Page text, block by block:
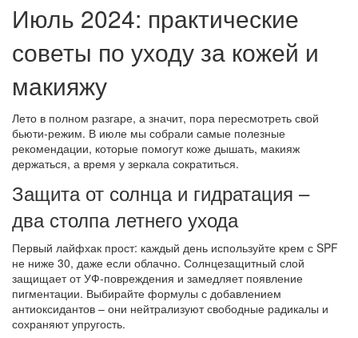
Июль 2024: практические
советы по уходу за кожей и
макияжу
Лето в полном разгаре, а значит, пора пересмотреть свой
бьюти‑режим. В июле мы собрали самые полезные
рекомендации, которые помогут коже дышать, макияж
держаться, а время у зеркала сократиться.
Защита от солнца и гидратация –
два столпа летнего ухода
Первый лайфхак прост: каждый день используйте крем с SPF
не ниже 30, даже если облачно. Солнцезащитный слой
защищает от УФ‑повреждения и замедляет появление
пигментации. Выбирайте формулы с добавлением
антиоксидантов – они нейтрализуют свободные радикалы и
сохраняют упругость.